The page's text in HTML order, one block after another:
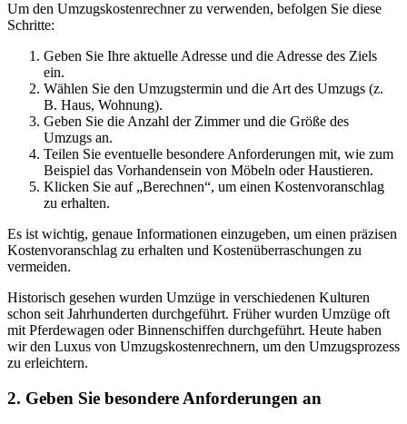
Um den Umzugskostenrechner zu verwenden, befolgen Sie diese
Schritte:
Geben Sie Ihre aktuelle Adresse und die Adresse des Ziels
ein.
Wählen Sie den Umzugstermin und die Art des Umzugs (z.
B. Haus, Wohnung).
Geben Sie die Anzahl der Zimmer und die Größe des
Umzugs an.
Teilen Sie eventuelle besondere Anforderungen mit, wie zum
Beispiel das Vorhandensein von Möbeln oder Haustieren.
Klicken Sie auf „Berechnen“, um einen Kostenvoranschlag
zu erhalten.
Es ist wichtig, genaue Informationen einzugeben, um einen präzisen
Kostenvoranschlag zu erhalten und Kostenüberraschungen zu
vermeiden.
Historisch gesehen wurden Umzüge in verschiedenen Kulturen
schon seit Jahrhunderten durchgeführt. Früher wurden Umzüge oft
mit Pferdewagen oder Binnenschiffen durchgeführt. Heute haben
wir den Luxus von Umzugskostenrechnern, um den Umzugsprozess
zu erleichtern.
2. Geben Sie besondere Anforderungen an